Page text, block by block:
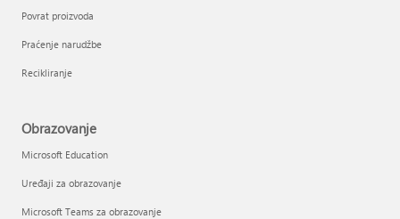
Povrat proizvoda
Praćenje narudžbe
Recikliranje
Obrazovanje
Microsoft Education
Uređaji za obrazovanje
Microsoft Teams za obrazovanje